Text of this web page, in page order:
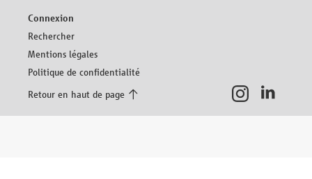
Aller
au
contenu
Connexion
Rechercher
Mentions légales
Politique de confidentialité
Retour en haut de page